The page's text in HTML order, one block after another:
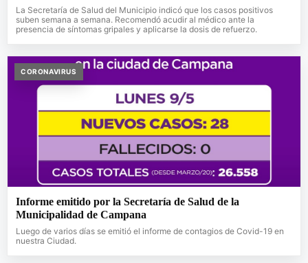
La Secretaría de Salud del Municipio indicó que los casos positivos
suben semana a semana. Recomendó acudir al médico ante la
presencia de síntomas gripales y aplicarse la dosis de refuerzo.
CORONAVIRUS
Informe emitido por la Secretaría de Salud de la
Municipalidad de Campana
Luego de varios días se emitió el informe de contagios de Covid-19 en
nuestra Ciudad.